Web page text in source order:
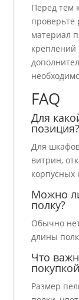
Перед тем
проверьте
материал
креплений
FAQ
Для
позиция?
Для
витрин,
корпусных
Можно
полку?
Обычно
длины
Что
Размер